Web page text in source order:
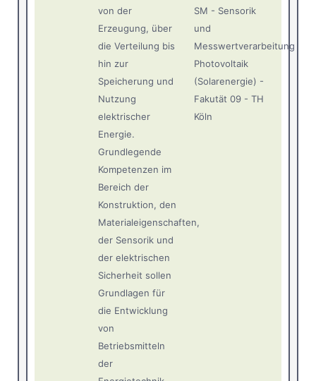
von der
Erzeugung, über
die Verteilung bis
hin zur
Speicherung und
Nutzung
elektrischer
Energie.
Grundlegende
Kompetenzen im
Bereich der
Konstruktion, den
Materialeigenschaften,
der Sensorik und
der elektrischen
Sicherheit sollen
Grundlagen für
die Entwicklung
von
Betriebsmitteln
der
SM - Sensorik
und
Messwertverarbeitung
Photovoltaik
(Solarenergie) -
Fakutät 09 - TH
Köln